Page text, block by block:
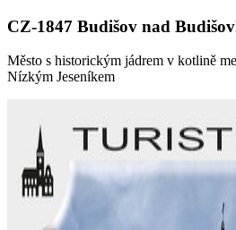
CZ-1847 Budišov nad
Město s historickým jádrem v kotlině
Nízkým Jeseníkem